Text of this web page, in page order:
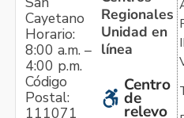
Cayetano
Horario:
8:00 a.m. –
4:00 p.m.
Código
Postal:
111071
Regionales
Unidad en
línea
Centro
de
relevo